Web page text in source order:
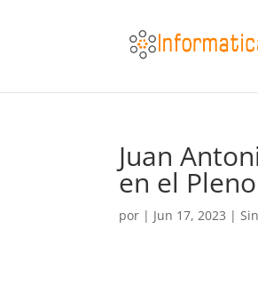
Juan
en el
por | Jun 17, 2023 |